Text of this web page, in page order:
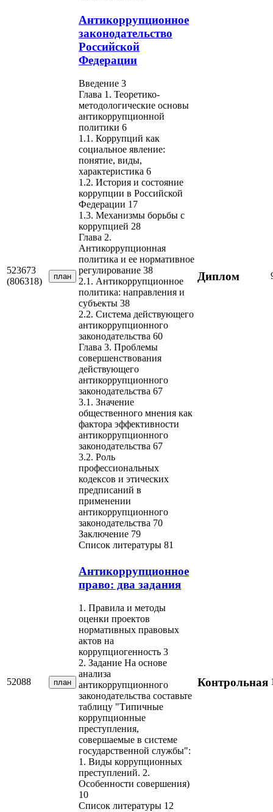
523673
(806318)
план
Антикоррупционное
законодательство
Российской
Федерации
Введение 3
Глава 1. Теоретико-
методологические основы
антикоррупционной
политики 6
1.1. Коррупций как
социальное явление:
понятие, виды,
характеристика 6
1.2. История и состояние
коррупции в Российской
Федерации 17
1.3. Механизмы борьбы с
коррупцией 28
Глава 2.
Антикоррупционная
политика и ее нормативное
регулирование 38
2.1. Антикоррупционное
политика: направления и
субъекты 38
2.2. Система действующего
антикоррупционного
законодательства 60
Глава 3. Проблемы
совершенствования
действующего
антикоррупционного
законодательства 67
3.1. Значение
общественного мнения как
фактора эффективности
антикоррупционного
законодательства 67
3.2. Роль
профессиональных
кодексов и этических
предписаний в
применении
антикоррупционного
законодательства 70
Заключение 79
Список литературы 81
Диплом
52088 план
Антикоррупционное
право: два задания
1. Правила и методы
оценки проектов
нормативных правовых
актов на
коррупциогенность 3
2. Задание На основе
анализа
антикоррупционного
законодательства составьте
таблицу "Типичные
коррупционные
преступления,
совершаемые в системе
государственной службы":
1. Виды коррупционных
преступлений. 2.
Особенности совершения)
10
Список литературы 12
Контрольная